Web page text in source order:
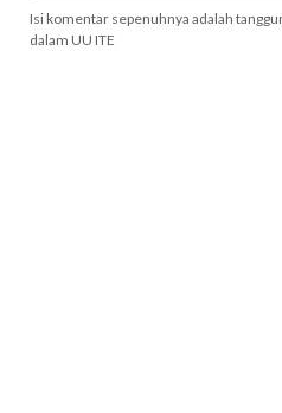
Isi komentar sepenuhnya adalah
dalam UU ITE